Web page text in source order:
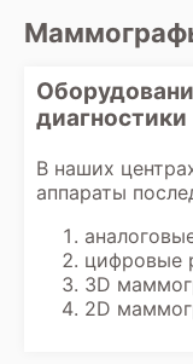
диагностики
В наших
аппараты
цифровые
3D
2D